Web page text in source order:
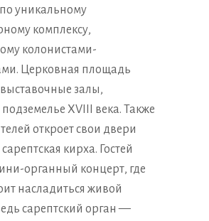
уникальному
комплексу,
колонистами-
Церковная площадь
залы,
XVIII века. Также
откроет свои двери
кирха. Гостей
органный концерт, где
насладиться живой
сарептский орган —